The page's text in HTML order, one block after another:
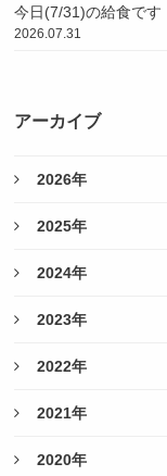
今日(7/31)の給食です
2026.07.31
アーカイブ
2026年
2025年
2024年
2023年
2022年
2021年
2020年